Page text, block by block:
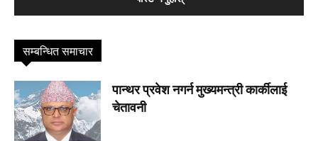
सम्बन्धित समाचार
पान्थर प्रवेश नगर्न मुख्यमन्त्री कार्कीलाई
चेतावनी